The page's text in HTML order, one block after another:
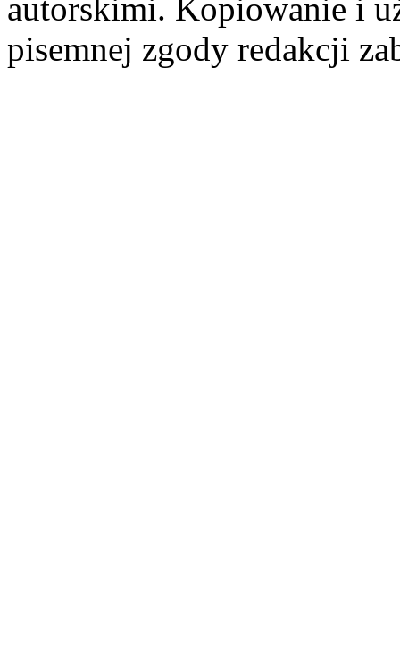
autorskimi. Kopiowanie i
pisemnej zgody redakcji